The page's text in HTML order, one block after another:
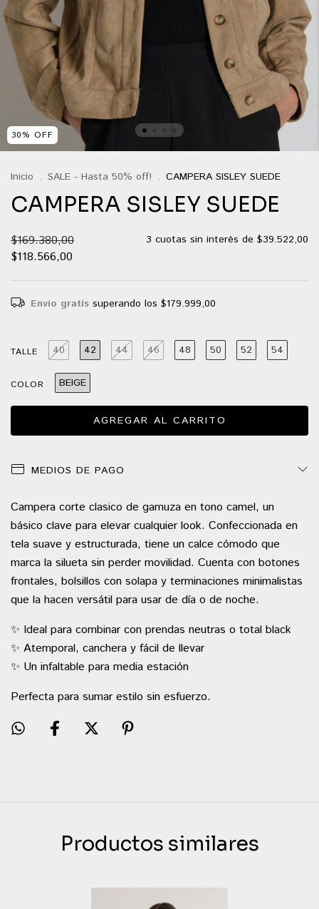
30% OFF
Inicio . SALE - Hasta 50% off! . CAMPERA SISLEY SUEDE
CAMPERA SISLEY SUEDE
$169.380,00
$118.566,00
3 cuotas sin interés de $39.522,00
Envío gratis superando los $179.999,00
TALLE 40 42 44 46 48 50 52 54
COLOR BEIGE
MEDIOS DE PAGO
Campera corte clasico de gamuza en tono camel, un
básico clave para elevar cualquier look. Confeccionada en
tela suave y estructurada, tiene un calce cómodo que
marca la silueta sin perder movilidad. Cuenta con botones
frontales, bolsillos con solapa y terminaciones minimalistas
que la hacen versátil para usar de día o de noche.
✨ Ideal para combinar con prendas neutras o total black
✨ Atemporal, canchera y fácil de llevar
✨ Un infaltable para media estación
Perfecta para sumar estilo sin esfuerzo.
Productos similares